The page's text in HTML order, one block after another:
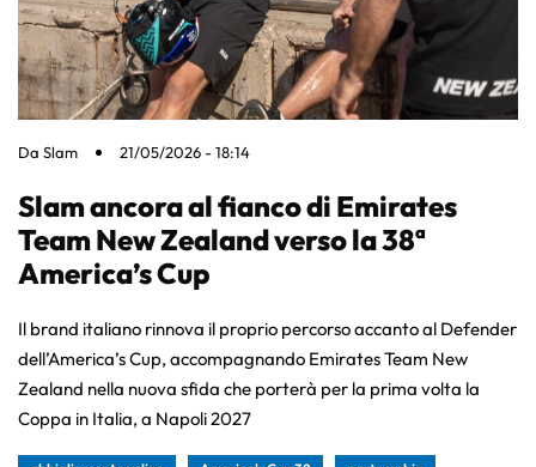
Da Slam 21/05/2026 - 18:14
Slam ancora al fianco di Emirates
Team New Zealand verso la 38ª
America’s Cup
Il brand italiano rinnova il proprio percorso accanto al Defender
dell’America’s Cup, accompagnando Emirates Team New
Zealand nella nuova sfida che porterà per la prima volta la
Coppa in Italia, a Napoli 2027